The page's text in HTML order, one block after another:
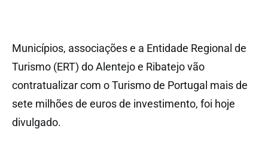
Municípios, associações e a Entidade Regional de
Turismo (ERT) do Alentejo e Ribatejo vão
contratualizar com o Turismo de Portugal mais de
sete milhões de euros de investimento, foi hoje
divulgado.